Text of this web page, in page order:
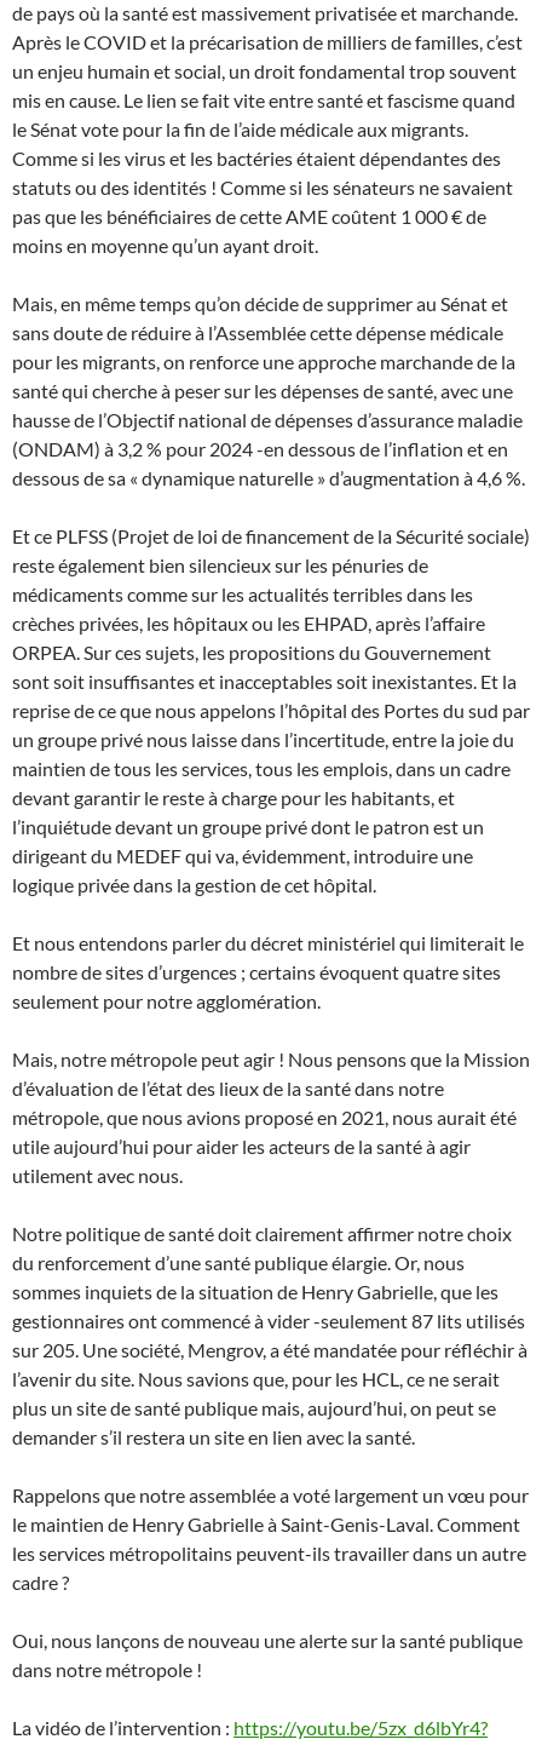
de pays où la santé est massivement privatisée et marchande.
Après le COVID et la précarisation de milliers de familles, c’est
un enjeu humain et social, un droit fondamental trop souvent
mis en cause. Le lien se fait vite entre santé et fascisme quand
le Sénat vote pour la fin de l’aide médicale aux migrants.
Comme si les virus et les bactéries étaient dépendantes des
statuts ou des identités ! Comme si les sénateurs ne savaient
pas que les bénéficiaires de cette AME coûtent 1 000 € de
moins en moyenne qu’un ayant droit.
Mais, en même temps qu’on décide de supprimer au Sénat et
sans doute de réduire à l’Assemblée cette dépense médicale
pour les migrants, on renforce une approche marchande de la
santé qui cherche à peser sur les dépenses de santé, avec une
hausse de l’Objectif national de dépenses d’assurance maladie
(ONDAM) à 3,2 % pour 2024 -en dessous de l’inflation et en
dessous de sa « dynamique naturelle » d’augmentation à 4,6 %.
Et ce PLFSS (Projet de loi de financement de la Sécurité sociale)
reste également bien silencieux sur les pénuries de
médicaments comme sur les actualités terribles dans les
crèches privées, les hôpitaux ou les EHPAD, après l’affaire
ORPEA. Sur ces sujets, les propositions du Gouvernement
sont soit insuffisantes et inacceptables soit inexistantes. Et la
reprise de ce que nous appelons l’hôpital des Portes du sud par
un groupe privé nous laisse dans l’incertitude, entre la joie du
maintien de tous les services, tous les emplois, dans un cadre
devant garantir le reste à charge pour les habitants, et
l’inquiétude devant un groupe privé dont le patron est un
dirigeant du MEDEF qui va, évidemment, introduire une
logique privée dans la gestion de cet hôpital.
Et nous entendons parler du décret ministériel qui limiterait le
nombre de sites d’urgences ; certains évoquent quatre sites
seulement pour notre agglomération.
Mais, notre métropole peut agir ! Nous pensons que la Mission
d’évaluation de l’état des lieux de la santé dans notre
métropole, que nous avions proposé en 2021, nous aurait été
utile aujourd’hui pour aider les acteurs de la santé à agir
utilement avec nous.
Notre politique de santé doit clairement affirmer notre choix
du renforcement d’une santé publique élargie. Or, nous
sommes inquiets de la situation de Henry Gabrielle, que les
gestionnaires ont commencé à vider -seulement 87 lits utilisés
sur 205. Une société, Mengrov, a été mandatée pour réfléchir à
l’avenir du site. Nous savions que, pour les HCL, ce ne serait
plus un site de santé publique mais, aujourd’hui, on peut se
demander s’il restera un site en lien avec la santé.
Rappelons que notre assemblée a voté largement un vœu pour
le maintien de Henry Gabrielle à Saint-Genis-Laval. Comment
les services métropolitains peuvent-ils travailler dans un autre
cadre ?
Oui, nous lançons de nouveau une alerte sur la santé publique
dans notre métropole !
La vidéo de l’intervention : https://youtu.be/5zx_d6lbYr4?